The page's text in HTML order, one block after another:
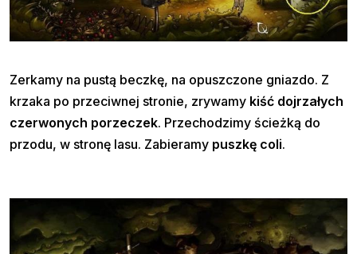
Zerkamy na pustą beczkę, na opuszczone gniazdo. Z
krzaka po przeciwnej stronie, zrywamy kiść dojrzałych
czerwonych porzeczek. Przechodzimy ścieżką do
przodu, w stronę lasu. Zabieramy puszkę coli.